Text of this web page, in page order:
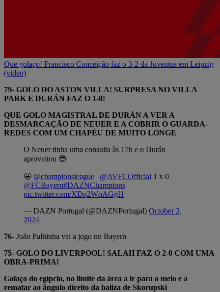
Que golaço! Francisco Conceição faz o 3-2 da Juventus em Leipzig
(vídeo)
79- GOLO DO ASTON VILLA! SURPRESA NO VILLA
PARK E DURÁN FAZ O 1-0!
QUE GOLO MAGISTRAL DE DURÁN A VER A
DESMARCAÇÃO DE NEUER E A COBRIR O GUARDA-
REDES COM UM CHAPÉU DE MUITO LONGE
O Neuer tinha uma consulta às 17h e o Durán
aproveitou 😎
🤩 @championsleague | @AVFCOfficial 1 x 0
@FCBayern#DAZNChampions
pic.twitter.com/XDq2WqAGgH
— DAZN Portugal (@DAZNPortugal) October 2,
2024
76- João Palhinha vai a jogo no Bayern
75- GOLO DO LIVERPOOL! SALAH FAZ O 2-0 COM UMA
OBRA-PRIMA!
Golaço do egípcio, no limite da área a ir para o meio e a
rematar ao ângulo direito da baliza de Skorupski